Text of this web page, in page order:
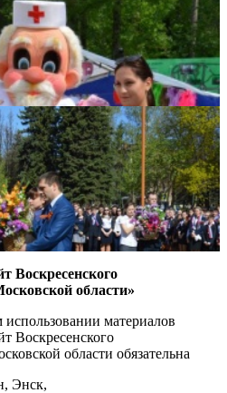
Воскресенского
области»
материалов
Воскресенского
области обязательна
Энск,